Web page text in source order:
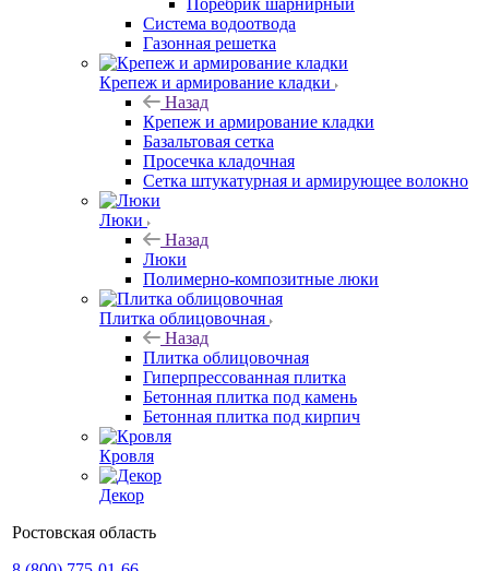
Поребрик шарнирный
Система водоотвода
Газонная решетка
Крепеж и армирование кладки
Назад
Крепеж и армирование кладки
Базальтовая сетка
Просечка кладочная
Сетка штукатурная и армирующее волокно
Люки
Назад
Люки
Полимерно-композитные люки
Плитка облицовочная
Назад
Плитка облицовочная
Гиперпрессованная плитка
Бетонная плитка под камень
Бетонная плитка под кирпич
Кровля
Декор
Ростовская область